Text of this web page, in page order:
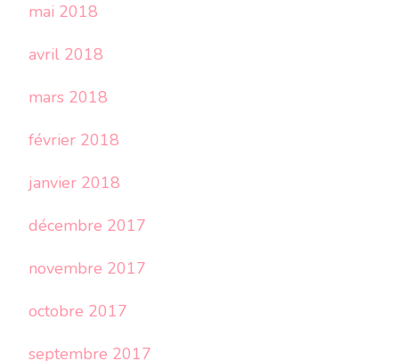
mai 2018
avril 2018
mars 2018
février 2018
janvier 2018
décembre 2017
novembre 2017
octobre 2017
septembre 2017